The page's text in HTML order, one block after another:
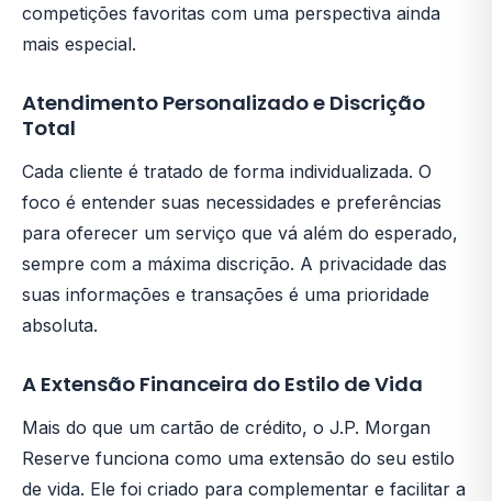
competições favoritas com uma perspectiva ainda
mais especial.
Atendimento Personalizado e Discrição
Total
Cada cliente é tratado de forma individualizada. O
foco é entender suas necessidades e preferências
para oferecer um serviço que vá além do esperado,
sempre com a máxima discrição. A privacidade das
suas informações e transações é uma prioridade
absoluta.
A Extensão Financeira do Estilo de Vida
Mais do que um cartão de crédito, o J.P. Morgan
Reserve funciona como uma extensão do seu estilo
de vida. Ele foi criado para complementar e facilitar a